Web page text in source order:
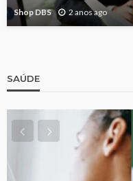
Shop DBS 2 anos ago
SAÚDE